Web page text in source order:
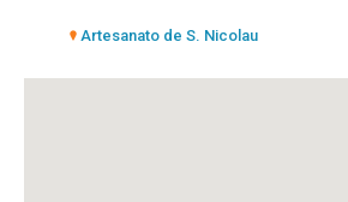
Artesanato de S. Nicolau